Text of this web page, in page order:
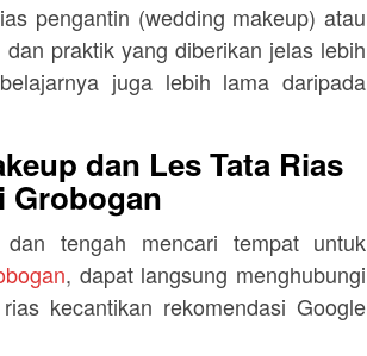
pengantin (wedding makeup) atau
praktik yang diberikan jelas lebih
juga lebih lama daripada
dan Les Tata Rias
Grobogan
tengah mencari tempat untuk
, dapat langsung menghubungi
kecantikan rekomendasi Google